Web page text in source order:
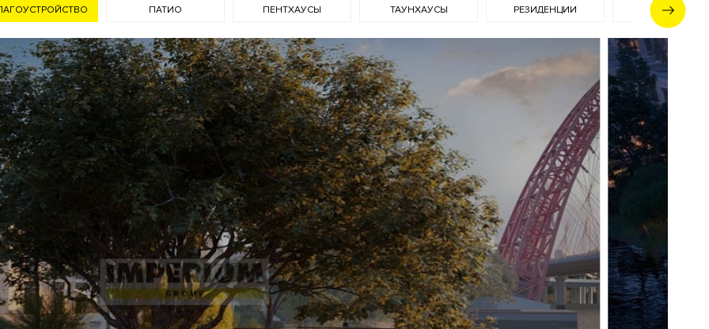
Консьерж служба Видеонаблюдение
территория
Фильтр очистки воды
Система охранно-пожарной сигнализации
воздуха типа VRF (Variable Refrigerant Volume)
ПАТИО ПЕНТХАУСЫ ТАУНХАУСЫ РЕЗИДЕНЦИИ ФАСАД